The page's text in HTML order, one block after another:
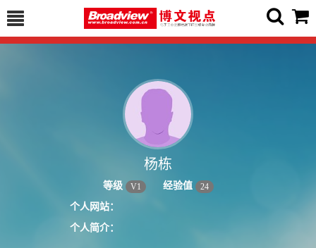
杨栋
等级 V1 经验值 24
个人网站：
个人简介：